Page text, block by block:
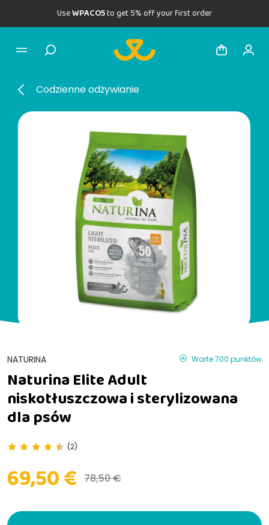
UseWPACO5to get 5% off your first order
Codzienne odżywianie
NATURINA Warte 700 punktów
Naturina Elite Adult
niskotłuszczowa i sterylizowana
dla psów
(2)
69,50 € 78,50 €